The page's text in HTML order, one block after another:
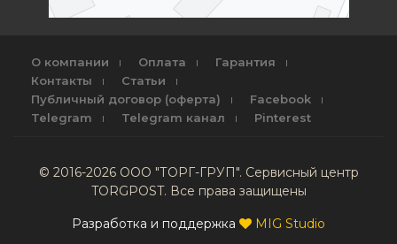
О компании Оплата
Гарантия
Контакты
Статьи
Публичный договор (оферта)
Facebook
Telegram
Telegram канал Pinterest
© 2016-2026 ООО "ТОРГ-ГРУП". Сервисный центр
TORGPOST. Все права защищены
Разработка и поддержка MIG Studio